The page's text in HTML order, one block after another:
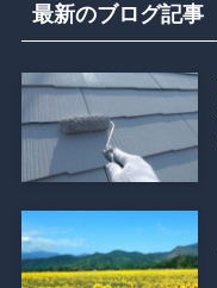
最新のブログ記事